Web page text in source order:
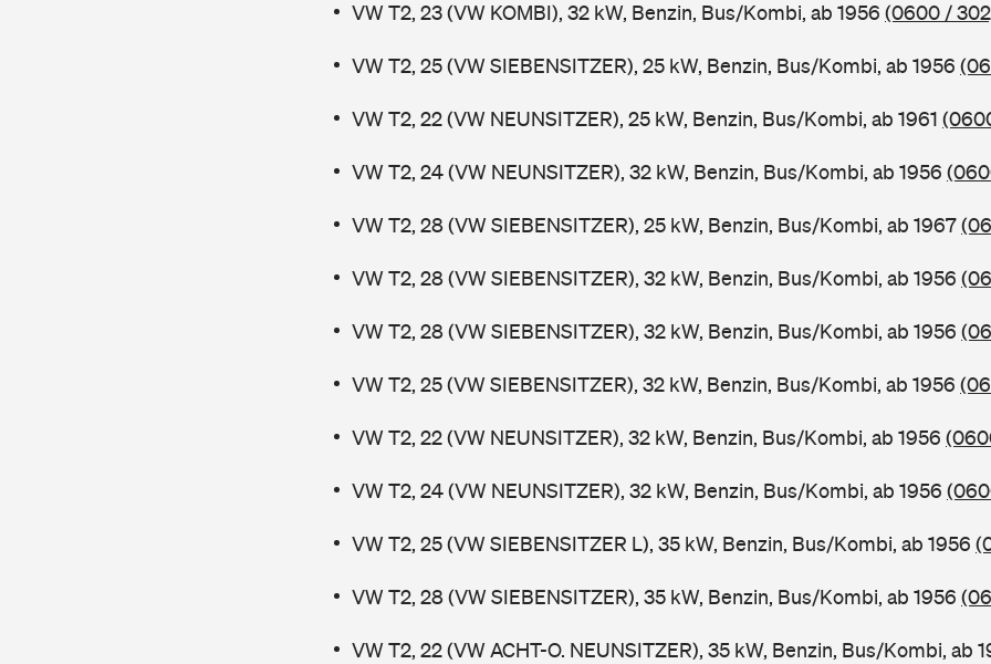
VW T2, 23 (VW KOMBI), 32 kW, Benzin, Bus/Kombi, ab 1956 (0600 /
VW T2, 25 (VW SIEBENSITZER), 25 kW, Benzin, Bus/Kombi, ab 1956
VW T2, 22 (VW NEUNSITZER), 25 kW, Benzin, Bus/Kombi, ab 1961
VW T2, 24 (VW NEUNSITZER), 32 kW, Benzin, Bus/Kombi, ab 1956
VW T2, 28 (VW SIEBENSITZER), 25 kW, Benzin, Bus/Kombi, ab 1967
VW T2, 28 (VW SIEBENSITZER), 32 kW, Benzin, Bus/Kombi, ab 1956
VW T2, 28 (VW SIEBENSITZER), 32 kW, Benzin, Bus/Kombi, ab 1956
VW T2, 25 (VW SIEBENSITZER), 32 kW, Benzin, Bus/Kombi, ab 1956
VW T2, 22 (VW NEUNSITZER), 32 kW, Benzin, Bus/Kombi, ab 1956
VW T2, 24 (VW NEUNSITZER), 32 kW, Benzin, Bus/Kombi, ab 1956
VW T2, 25 (VW SIEBENSITZER L), 35 kW, Benzin, Bus/Kombi, ab 1956
VW T2, 28 (VW SIEBENSITZER), 35 kW, Benzin, Bus/Kombi, ab 1956
VW T2, 22 (VW ACHT-O. NEUNSITZER), 35 kW, Benzin, Bus/Kombi, ab